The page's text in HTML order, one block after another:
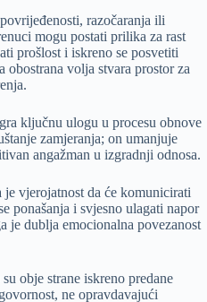
razočaranja ili
mogu postati prilika za rast
prošlost i iskreno se posvetiti
volja stvara prostor za
ključnu ulogu u procesu obnove
zamjeranja; on umanjuje
angažman u izgradnji odnosa.
vjerojatnost da će komunicirati
ponašanja i svjesno ulagati napor
je dublja emocionalna povezanost
obje strane iskreno predane
ne opravdavajući